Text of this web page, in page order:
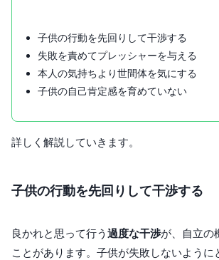
子供の行動を先回りして干渉する
失敗を責めてプレッシャーを与える
本人の気持ちより世間体を気にする
子供の自己肯定感を育めていない
詳しく解説していきます。
子供の行動を先回りして干渉する
良かれと思って行う 過度な干渉が、自立の
ことがあります。子供が失敗しないように